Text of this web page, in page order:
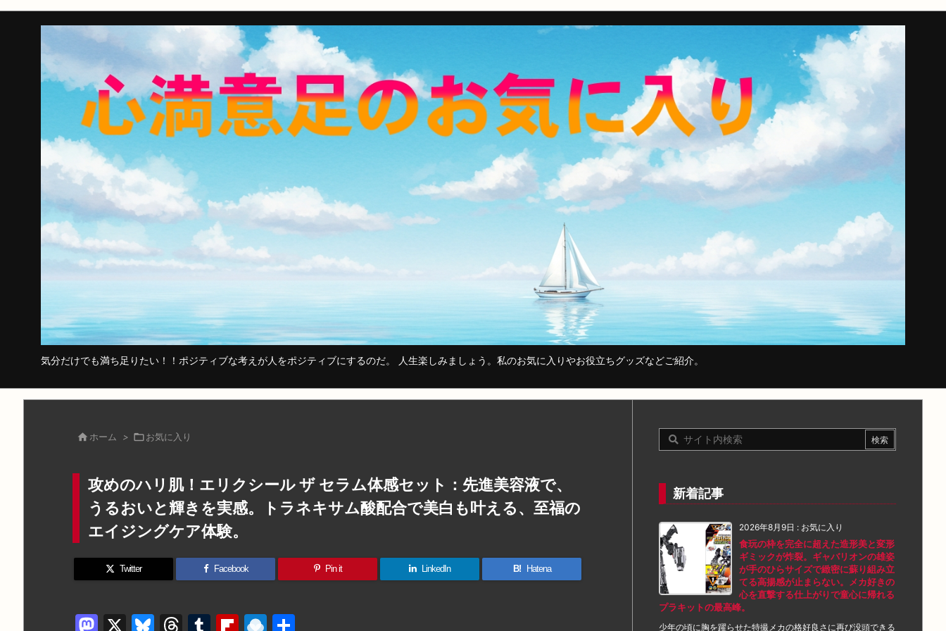
気分だけでも満ち足りたい！！ポジティブな考えが人をポジティブにするのだ。 人生楽しみましょう。私のお気に入りやお役立ちグッズなどご紹介。
 ホーム > お気に入り
攻めのハリ肌！エリクシール ザ セラム体感セット：先進美容液で、
うるおいと輝きを実感。トラネキサム酸配合で美白も叶える、至福の
エイジングケア体験。
Twitter Facebook Pin it LinkedIn B! Hatena
M X Bl T T Fl R
新着記事
2026年8月9日 : お気に入り
食玩の枠を完全に超えた造形美と変形
ギミックが炸裂。ギャバリオンの雄姿
が手のひらサイズで緻密に蘇り組み立
てる高揚感が止まらない。メカ好きの
心を直撃する仕上がりで童心に帰れる
プラキットの最高峰。
少年の頃に胸を躍らせた特撮メカの格好良さに再び没頭できる